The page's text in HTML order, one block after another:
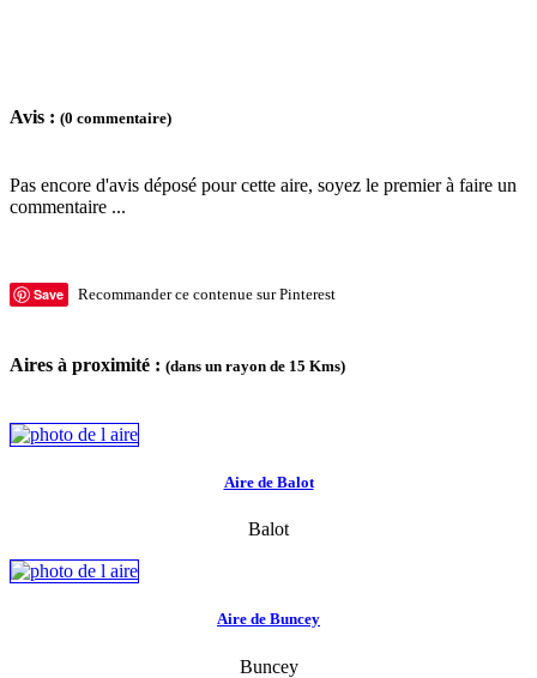
Avis : (0 commentaire)
Pas encore d'avis déposé pour cette aire, soyez le premier à faire un
commentaire ...
Save Recommander ce contenue sur Pinterest
Aires à proximité : (dans un rayon de 15 Kms)
Aire de Balot
Balot
Aire de Buncey
Buncey